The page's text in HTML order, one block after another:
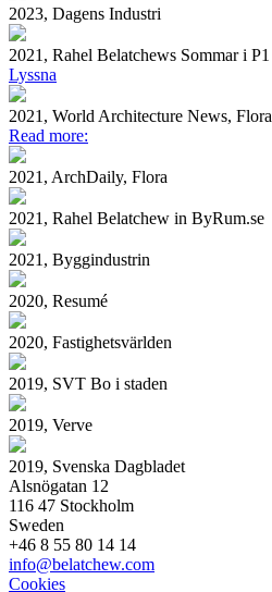
2023, Dagens Industri
2021, Rahel Belatchews Sommar i P1
Lyssna
2021, World Architecture News, Flora
Read more:
2021, ArchDaily, Flora
2021, Rahel Belatchew in ByRum.se
2021, Byggindustrin
2020, Resumé
2020, Fastighetsvärlden
2019, SVT Bo i staden
2019, Verve
2019, Svenska Dagbladet
Alsnögatan 12
116 47 Stockholm
Sweden
+46 8 55 80 14 14
info@belatchew.com
Cookies